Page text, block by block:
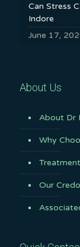
Can Stress
Indore
June 17,
About Us
About Dr
Why
Our Credo